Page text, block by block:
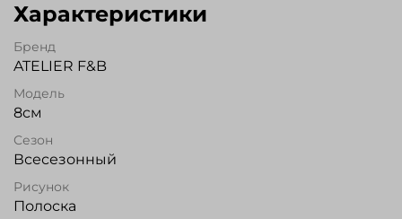
Характеристики
Бренд
ATELIER F&B
Модель
8см
Сезон
Всесезонный
Рисунок
Полоска